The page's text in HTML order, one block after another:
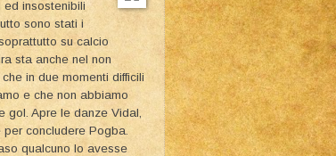
ed insostenibili
sono stati i
su calcio
sta anche nel non
in due momenti difficili
e che non abbiamo
gol. Apre le danze Vidal,
concludere Pogba.
qualcuno lo avesse